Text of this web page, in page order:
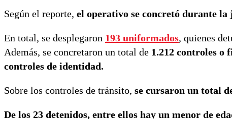
Según el reporte, el operativo se concretó durante la
En total, se desplegaron 193 uniformados, quienes
Además, se concretaron un total de 1.212 controles o
controles de identidad.
Sobre los controles de tránsito, se cursaron un total
De los 23 detenidos, entre ellos hay un menor de